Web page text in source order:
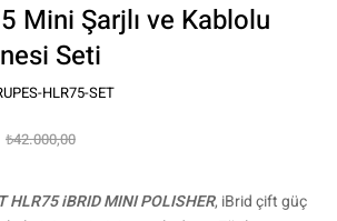
Mini Şarjlı ve Kablolu
Seti
HLR75-SET
₺42.000,00
HLR75 iBRID MINI POLISHER, iBrid çift güç